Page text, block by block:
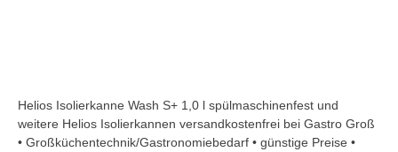
Helios Isolierkanne Wash S+ 1,0 l spülmaschinenfest und
weitere Helios Isolierkannen versandkostenfrei bei Gastro Groß
• Großküchentechnik/Gastronomiebedarf • günstige Preise •